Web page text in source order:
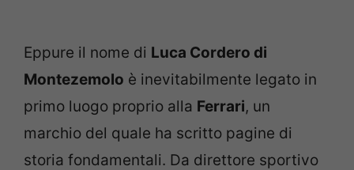
Eppure il nome di Luca Cordero di
Montezemolo è inevitabilmente legato in
primo luogo proprio alla Ferrari, un
marchio del quale ha scritto pagine di
storia fondamentali. Da direttore sportivo